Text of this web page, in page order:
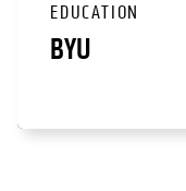
EDUCATION
BYU